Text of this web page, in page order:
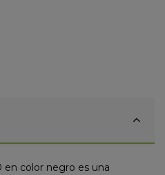
en color negro es una